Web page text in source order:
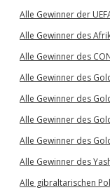
Alle Gewinner der
Alle Gewinner des
Alle Gewinner des
Alle Gewinner des
Alle Gewinner des
Alle Gewinner des
Alle Gewinner des
Alle Gewinner des
Alle gibraltarischen